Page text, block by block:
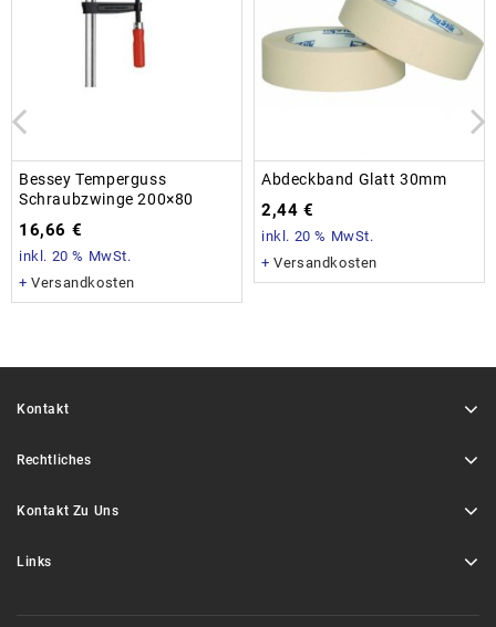
Bessey Temperguss
Schraubzwinge 200×80
16,66 €
inkl. 20 % MwSt.
+Versandkosten
Abdeckband Glatt 30mm
2,44 €
inkl. 20 % MwSt.
+Versandkosten
Kontakt
Rechtliches
Kontakt Zu Uns
Links